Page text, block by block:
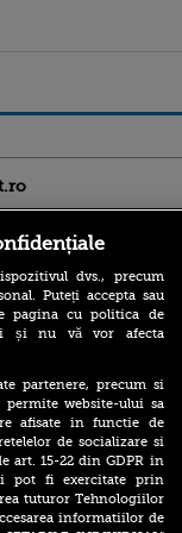
dvs., precum
Puteți accepta sau
pagina cu politica de
și nu vă vor afecta
partenere, precum si
website-ului sa
afisate in functie de
de socializare si
art. 15-22 din GDPR in
pot fi exercitate prin
tuturor Tehnologiilor
informatiilor de